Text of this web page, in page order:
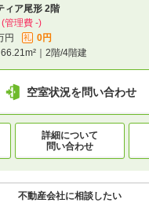
ィア尾形 2階
(管理費 -)
円 礼
0円
｜2階/4階建
空室状況を問い合わせ
詳細について
問い合わせ
不動産会社に相談したい